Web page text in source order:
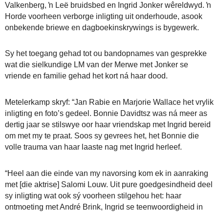
Valkenberg, ŉ Leë bruidsbed en Ingrid Jonker wêreldwyd. ŉ
Horde voorheen verborge inligting uit onderhoude, asook
onbekende briewe en dagboekinskrywings is bygewerk.
Sy het toegang gehad tot ou bandopnames van gesprekke
wat die sielkundige LM van der Merwe met Jonker se
vriende en familie gehad het kort ná haar dood.
Metelerkamp skryf: “Jan Rabie en Marjorie Wallace het vrylik
inligting en foto’s gedeel. Bonnie Davidtsz was ná meer as
dertig jaar se stilswye oor haar vriendskap met Ingrid bereid
om met my te praat. Soos sy gevrees het, het Bonnie die
volle trauma van haar laaste nag met Ingrid herleef.
“Heel aan die einde van my navorsing kom ek in aanraking
met [die aktrise] Salomi Louw. Uit pure goedgesindheid deel
sy inligting wat ook sý voorheen stilgehou het: haar
ontmoeting met André Brink, Ingrid se teenwoordigheid in